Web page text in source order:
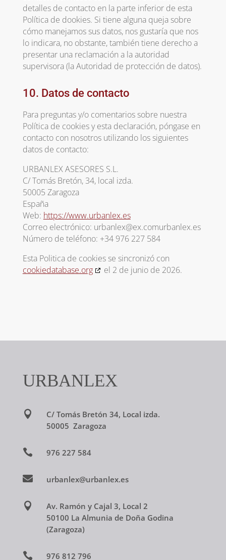
detalles de contacto en la parte inferior de esta
Política de dookies. Si tiene alguna queja sobre
cómo manejamos sus datos, nos gustaría que nos
lo indicara, no obstante, también tiene derecho a
presentar una reclamación a la autoridad
supervisora (la Autoridad de protección de datos).
10. Datos de contacto
Para preguntas y/o comentarios sobre nuestra
Política de cookies y esta declaración, póngase en
contacto con nosotros utilizando los siguientes
datos de contacto:
URBANLEX ASESORES S.L.
C/ Tomás Bretón, 34, local izda.
50005 Zaragoza
España
Web: https://www.urbanlex.es
Correo electrónico: urbanlex@ex.comurbanlex.es
Número de teléfono: +34 976 227 584
Esta Politica de cookies se sincronizó con
cookiedatabase.org
el 2 de junio de 2026.
URBANLEX

C/ Tomás Bretón 34, Local izda.
50005 Zaragoza
 976 227 584
 urbanlex@urbanlex.es

Av. Ramón y Cajal 3, Local 2
50100 La Almunia de Doña Godina
(Zaragoza)
 976 812 796